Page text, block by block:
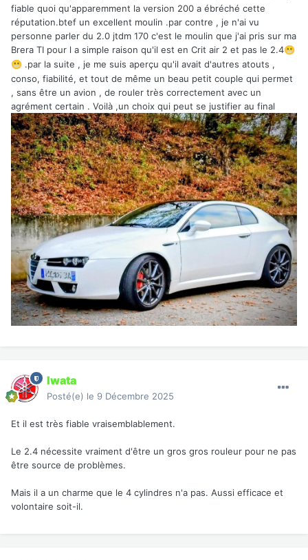
fiable quoi qu'apparemment la version 200 a ébréché cette
réputation.btef un excellent moulin .par contre , je n'ai vu
personne parler du 2.0 jtdm 170 c'est le moulin que j'ai pris sur ma
Brera TI pour l a simple raison qu'il est en Crit air 2 et pas le 2.4😬
😬 .par la suite , je me suis aperçu qu'il avait d'autres atouts ,
conso, fiabilité, et tout de même un beau petit couple qui permet
, sans être un avion , de rouler très correctement avec un
agrément certain . Voilà ,un choix qui peut se justifier au final
Iwata
Posté(e) le 9 Décembre 2025
Et il est très fiable vraisemblablement.
Le 2.4 nécessite vraiment d'être un gros gros rouleur pour ne pas
être source de problèmes.
Mais il a un charme que le 4 cylindres n'a pas. Aussi efficace et
volontaire soit-il.